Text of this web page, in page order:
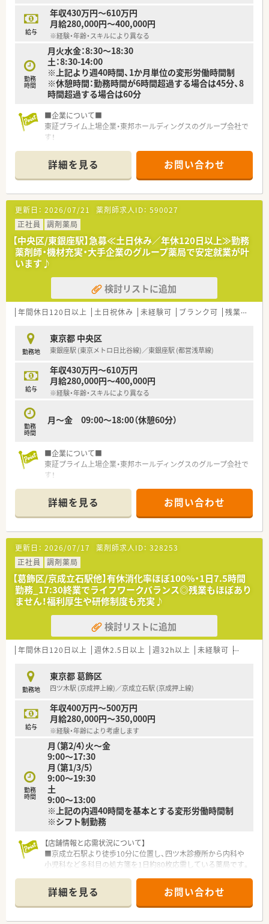
給与
年収430万円～610万円
月給280,000円～400,000円
※経験・年齢・スキルにより異なる
勤務
時間
月火水金：8:30～18:30
土：8:30-14:00
※上記より週40時間、1か月単位の変形労働時間制
※休憩時間：勤務時間が6時間超過する場合は45分、8
時間超過する場合は60分
■企業について■
東証プライム上場企業・東邦ホールディングスのグループ会社で
す！
も40店舗以上ございます。
「全ては健康を願う人々のために」をモットーに、地域の皆さま
に信頼されるかかりつけ薬局を目指しています。
■ここが魅力！■
☆【教育・研修制度】
フォローアップ研修・エキスパート研修・薬局長研修・管理者研修
などスキルに合わせた研修制度をご用意。
また、e-learningを導入しており、こちらは会社で費用補助をし
ています。
その他、学会発表にも積極的に参加しており、日々の取り組みか
ら奨励し、調剤過誤防止については全社共有しています。
☆【福利厚生面】
多数いる環境です。
また、転居を伴う異動はなく、キャリアやライフプランの希望に
応じて、長く安心して働ける環境作りをしております。
■薬局について■
店舗は、広々とした全面ガラス張で暖かな日の光があふれ、訪れ
病院門前のため、幅広い科目を学べる環境です。
薬剤師は常時2～3名程で業務を行っており、機材も充実してい
るため残業時間も少なく働けます。
☆ライフイベントに応じて柔軟に対応できる環境で長く就業し
たい方
☆土日休みで、ワークライフバランスが実現できる環境で働きた
☆大手グループ企業で安定して働きたい方
詳細を見る お問い合わせ
更新日： 2026/07/21 薬剤師求人ID： 590027
正社員
調剤薬局
【中央区/東銀座駅】急募≪土日休み／年休120日以上≫勤務
薬剤師・機材充実・大手企業のグループ薬局で安定就業が叶
います♪
検討リストに追加
年間休日120日以上 土日祝休み 未経験可 ブランク可 残業なし(ほぼなし含む)
勤務地
東京都 中央区
東銀座駅 (東京メトロ日比谷線)／東銀座駅 (都営浅草線)
給与
年収430万円～610万円
月給280,000円～400,000円
※経験・年齢・スキルにより異なる
勤務
時間
月～金 09:00～18:00（休憩60分）
■企業について■
東証プライム上場企業・東邦ホールディングスのグループ会社で
す！
も40店舗以上ございます。
「全ては健康を願う人々のために」をモットーに、地域の皆さま
に信頼されるかかりつけ薬局を目指しています。
■ここが魅力！■
☆【教育・研修制度】
フォローアップ研修・エキスパート研修・薬局長研修・管理者研修
などスキルに合わせた研修制度をご用意。
また、e-learningを導入しており、こちらは会社で費用補助をし
ています。
その他、学会発表にも積極的に参加しており、日々の取り組みか
ら奨励し、調剤過誤防止については全社共有しています。
☆【福利厚生面】
多数いる環境です。
また、転居を伴う異動はなく、キャリアやライフプランの希望に
応じて、長く安心して働ける環境作りをしております。
■薬局について■
店舗は、広々とした全面ガラス張で暖かな日の光があふれ、訪れ
た方がほっと一息つける空気に満ちています。
病院門前のため、幅広い科目を学べる環境です。
土日休みの店舗のため、独立したお休みを確保でき、プライベー
トとの両立が叶いやすいです。
薬剤師は常時2～3名程で業務を行っており、機材も充実してい
るため残業時間も少なく働けます。
■こんな方にオススメ■
たい方
☆土日休みで、ワークライフバランスが実現できる環境で働きた
い方
詳細を見る お問い合わせ
更新日： 2026/07/17 薬剤師求人ID： 328253
正社員
調剤薬局
【葛飾区/京成立石駅他】有休消化率ほぼ100%・1日7.5時間
勤務_17:30終業でライフワークバランス◎残業もほぼあり
ません！福利厚生や研修制度も充実♪
検討リストに追加
年間休日120日以上 週休2.5日以上 週32h以上 未経験可 ブランク
勤務地
東京都 葛飾区
四ツ木駅 (京成押上線)／京成立石駅 (京成押上線)
給与
年収400万円～500万円
月給280,000円～350,000円
※経験・年齢により考慮します
勤務
時間
月（第2/4）火～金
9:00～17:30
月（第1/3/5）
9:00～19:30
土
9:00～13:00
※上記の内週40時間を基本とする変形労働時間制
※シフト制勤務
【店舗情報と応需状況について】
■京成立石駅より徒歩10分に位置し、四ツ木診療所から内科や
小児科など多科目の処方箋を1日約80枚応需している薬局です。
タッフで協力しながら円滑に調剤業務を行える体制を整えてい
ます。
■1,200品目以上の医薬品を採用しており、広範な科目の処方に
触れることで薬剤師としての知見を日々深めることが可能で
詳細を見る お問い合わせ